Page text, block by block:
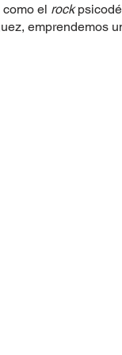
como el rock
emprendemos